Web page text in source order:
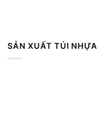
SẢN XUẤT TÚI NHỰA